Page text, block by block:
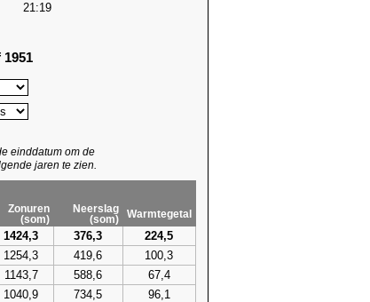
21:19
einddatum om de
jaren te zien.
Zonuren
(som)
Neerslag
(som)
Warmtegetal
1424,3 376,3 224,5
1254,3 419,6 100,3
1143,7 588,6 67,4
1040,9 734,5 96,1